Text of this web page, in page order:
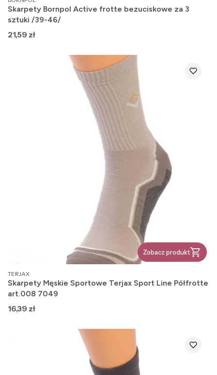
Skarpety Bornpol Active frotte bezuciskowe za 3
sztuki /39-46/
Cena
21,59 zł
Zobacz produkt
PRODUCENT
TERJAX
Skarpety Męskie Sportowe Terjax Sport Line Półfrotte
art.008 7049
Cena
16,39 zł